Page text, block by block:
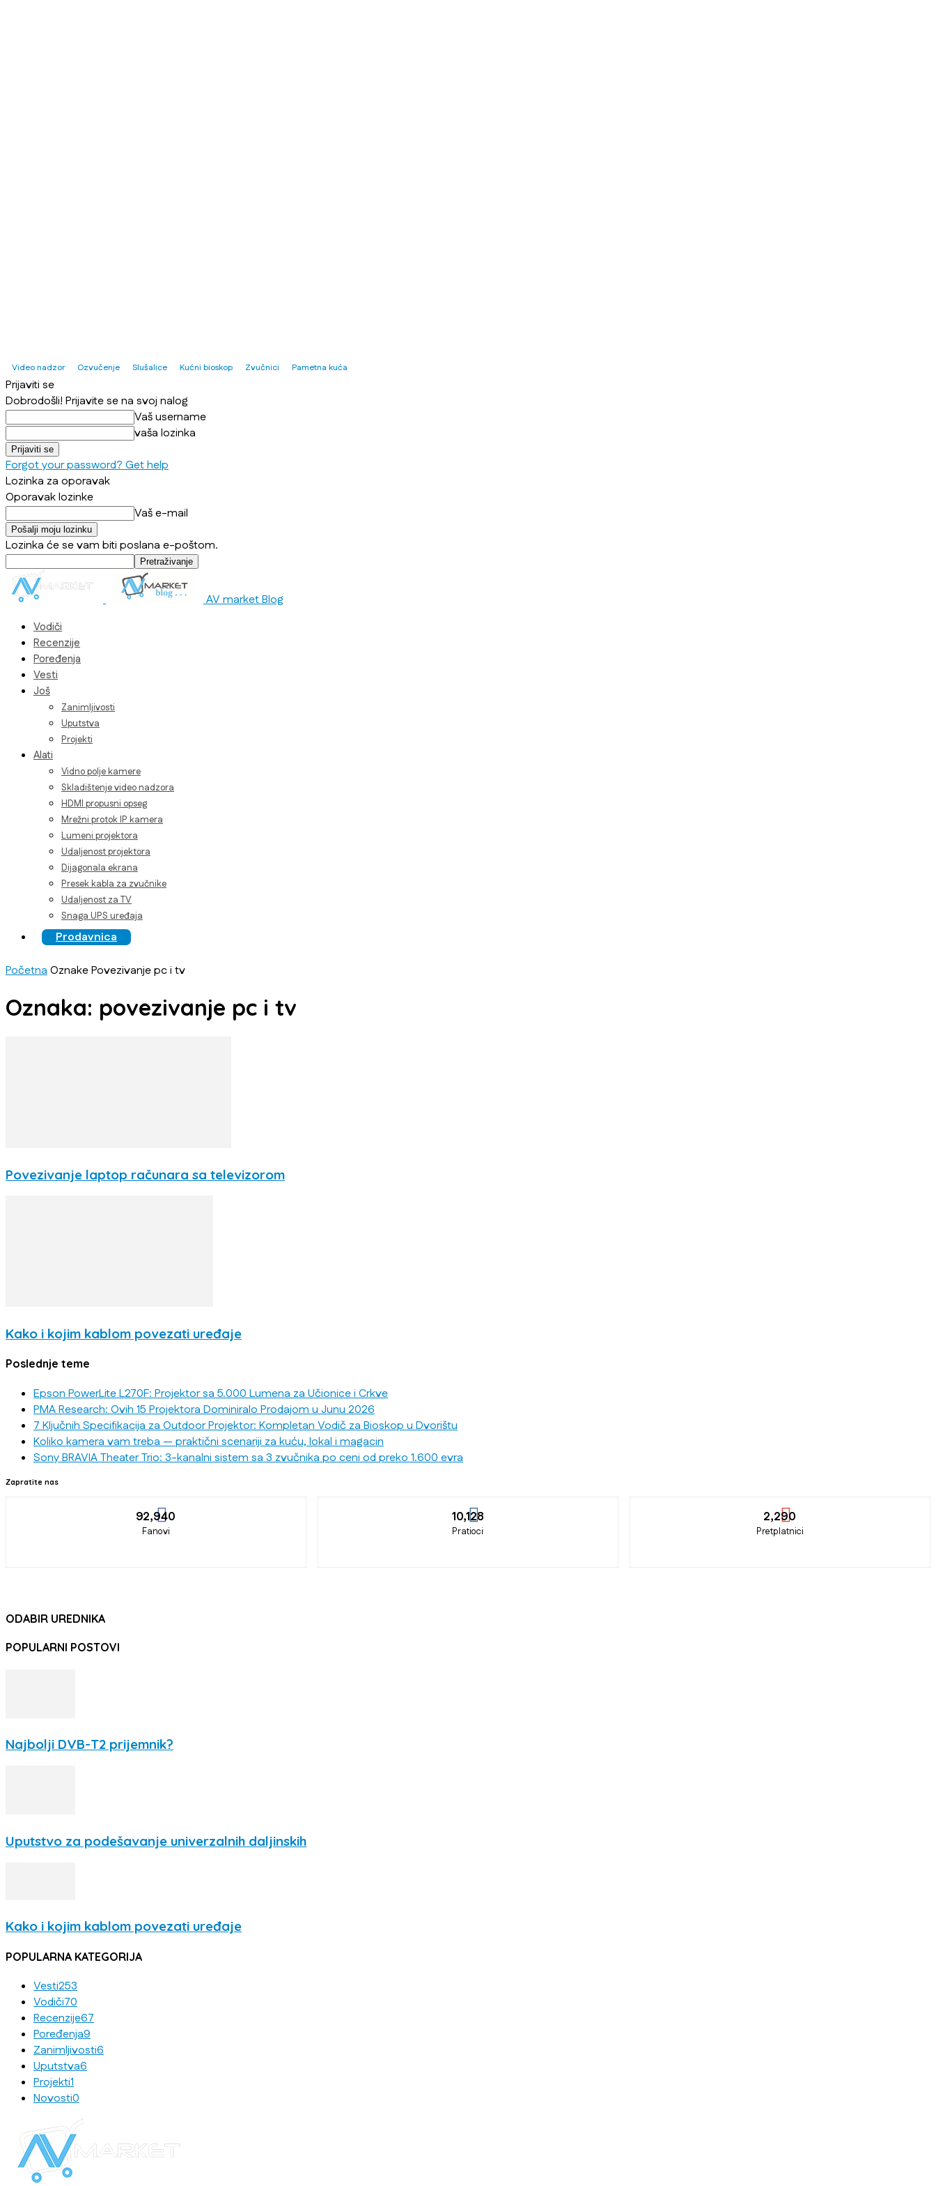
Video nadzor Ozvučenje Slušalice Kućni bioskop Zvučnici Pametna kuća
Prijaviti se
Dobrodošli! Prijavite se na svoj nalog
Vaš username
vaša lozinka
Forgot your password? Get help
Lozinka za oporavak
Oporavak lozinke
Vaš e-mail
Lozinka će se vam biti poslana e-poštom.
AV market Blog
Vodiči
Recenzije
Poređenja
Vesti
Još
Zanimljivosti
Uputstva
Projekti
Alati
Vidno polje kamere
Skladištenje video nadzora
HDMI propusni opseg
Mrežni protok IP kamera
Lumeni projektora
Udaljenost projektora
Dijagonala ekrana
Presek kabla za zvučnike
Udaljenost za TV
Snaga UPS uređaja
Prodavnica
PočetnaOznakePovezivanje pc i tv
Oznaka: povezivanje pc i tv
Povezivanje laptop računara sa televizorom
Kako i kojim kablom povezati uređaje
Poslednje teme
Epson PowerLite L270F: Projektor sa 5.000 Lumena za Učionice i Crkve
PMA Research: Ovih 15 Projektora Dominiralo Prodajom u Junu 2026
7 Ključnih Specifikacija za Outdoor Projektor: Kompletan Vodič za Bioskop u Dvorištu
Koliko kamera vam treba — praktični scenariji za kuću, lokal i magacin
Sony BRAVIA Theater Trio: 3-kanalni sistem sa 3 zvučnika po ceni od preko 1.600 evra
Zapratite nas
92,940
Fanovi
10,128
Pratioci
2,290
Pretplatnici
ODABIR UREDNIKA
POPULARNI POSTOVI
Najbolji DVB-T2 prijemnik?
Uputstvo za podešavanje univerzalnih daljinskih
Kako i kojim kablom povezati uređaje
POPULARNA KATEGORIJA
Vesti253
Vodiči70
Recenzije67
Poređenja9
Zanimljivosti6
Uputstva6
Projekti1
Novosti0